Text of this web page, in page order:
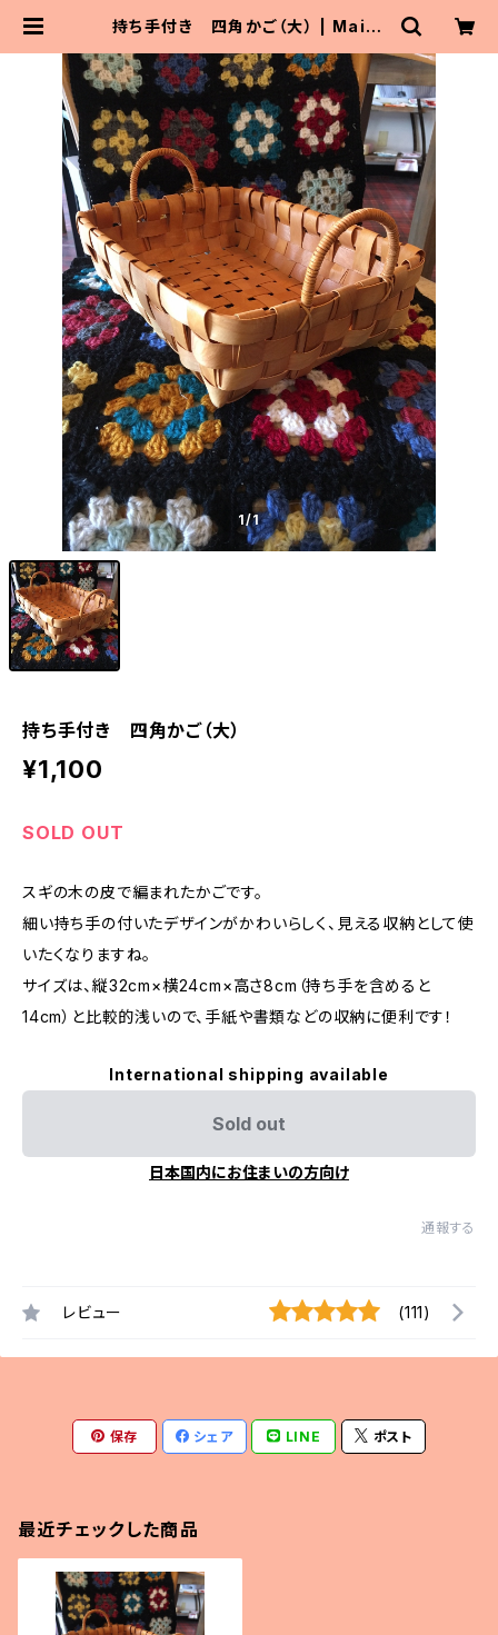
持ち手付き 四角かご（大） | Maito
1/1
持ち手付き 四角かご（大）
¥1,100
SOLD OUT
スギの木の皮で編まれたかごです。
細い持ち手の付いたデザインがかわいらしく、見える収納として使
いたくなりますね。
サイズは、縦32cm×横24cm×高さ8cm（持ち手を含めると
14cm）と比較的浅いので、手紙や書類などの収納に便利です！
International shipping available
Sold out
日本国内にお住まいの方向け
通報する
レビュー (111)
保存 シェア LINE ポスト
最近チェックした商品